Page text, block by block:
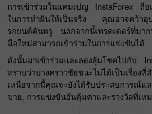
การเข้าร่วมในแคมเปญ InstaForex ถือ
ในการทำฝันให้เป็นจริง คุณอาจคว้าอุ
รถยนต์คันหรู นอกจากนี้เทรดเดอร์ที่มา
มือใหม่สามารถเข้าร่วมในการแข่งขันได้
ดังนั้นมาเข้าร่วมและลองลุ้นโชคไปกับ
ทราบว่าบางคราวชัยชนะไม่ได้เป็นเรื่อ
เหนือจากนี้คุณจะยังได้รับประสบการณ์แ
ขาย, การแข่งขันอันคุ้มค่าและรางวัลที่เห